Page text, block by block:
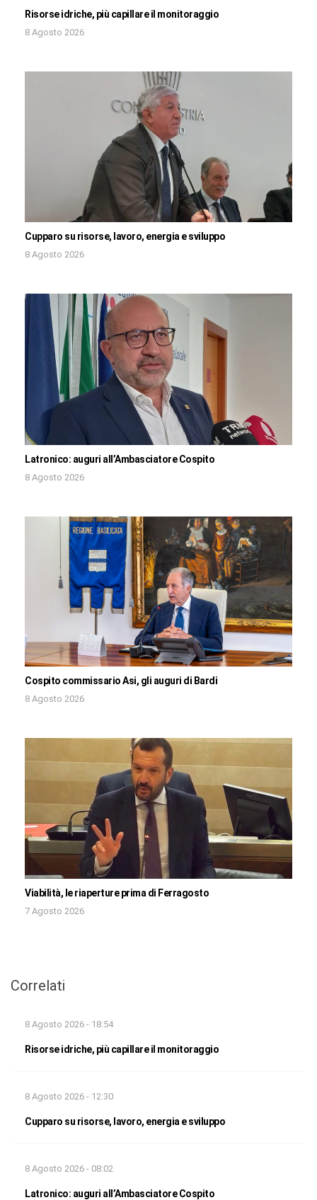
Risorse idriche, più capillare il monitoraggio
8 Agosto 2026
Cupparo su risorse, lavoro, energia e sviluppo
8 Agosto 2026
Latronico: auguri all’Ambasciatore Cospito
8 Agosto 2026
Cospito commissario Asi, gli auguri di Bardi
8 Agosto 2026
Viabilità, le riaperture prima di Ferragosto
7 Agosto 2026
Correlati
8 Agosto 2026 - 18:54
Risorse idriche, più capillare il monitoraggio
8 Agosto 2026 - 12:30
Cupparo su risorse, lavoro, energia e sviluppo
8 Agosto 2026 - 08:02
Latronico: auguri all’Ambasciatore Cospito